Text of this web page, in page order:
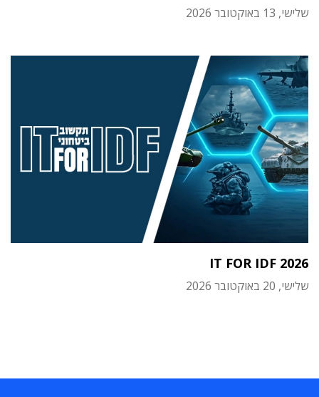
שלישי, 13 באוקטובר 2026
IT FOR IDF 2026
שלישי, 20 באוקטובר 2026